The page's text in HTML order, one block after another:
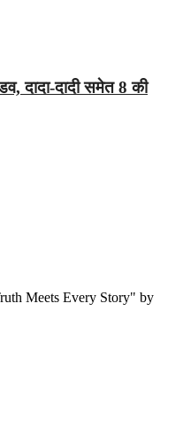
दादा-दादी समेत 8 की
Meets Every Story" by